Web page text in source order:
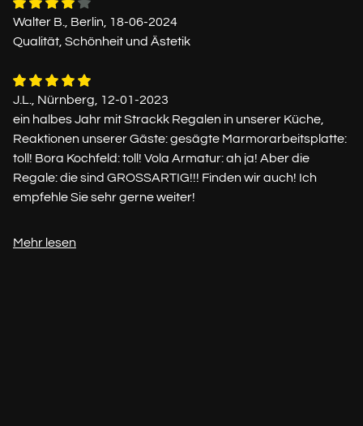
Walter B., Berlin, 18-06-2024
Qualität, Schönheit und Ästetik
J.L., Nürnberg, 12-01-2023
ein halbes Jahr mit Strackk Regalen in unserer Küche,
Reaktionen unserer Gäste: gesägte Marmorarbeitsplatte:
toll! Bora Kochfeld: toll! Vola Armatur: ah ja! Aber die
Regale: die sind GROSSARTIG!!! Finden wir auch! Ich
empfehle Sie sehr gerne weiter!
Mehr lesen